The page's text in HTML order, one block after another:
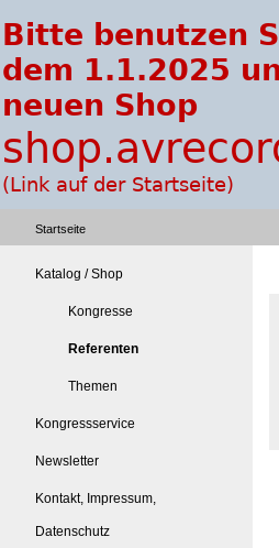
Startseite
Katalog / Shop
Kongresse
Referenten
Themen
Kongressservice
Newsletter
Kontakt, Impressum,
Datenschutz